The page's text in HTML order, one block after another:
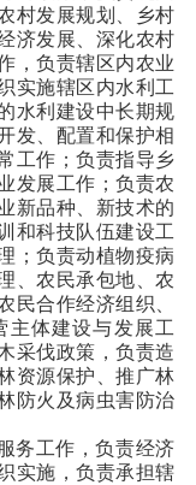
村发展规划、乡村
济发展、深化农村
，负责辖区内农业
实施辖区内水利工
水利建设中长期规
发、配置和保护相
工作；负责指导乡
发展工作；负责农
新品种、新技术的
和科技队伍建设工
；负责动植物疫病
、农民承包地、农
民合作经济组织、
主体建设与发展工
采伐政策，负责造
资源保护、推广林
防火及病虫害防治
务工作，负责经济
实施，负责承担辖